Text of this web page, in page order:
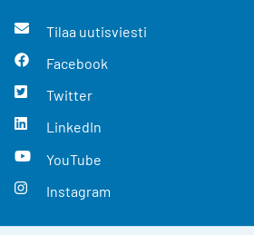
Tilaa uutisviesti
Facebook
Twitter
LinkedIn
YouTube
Instagram